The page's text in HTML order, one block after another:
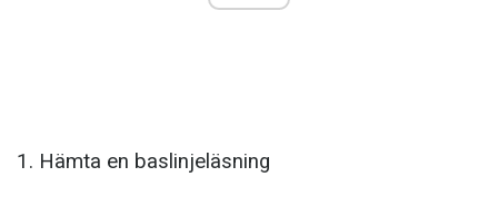
1. Hämta en baslinjeläsning